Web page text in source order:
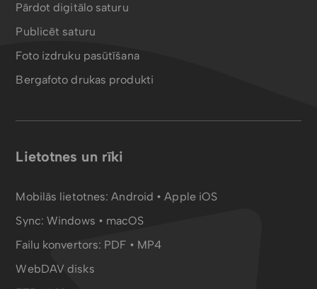
Pārdot digitālo saturu
Publicēt saturu
Foto izdruku pasūtīšana
Bergafoto drukas produkti
Lietotnes un rīki
Mobilās lietotnes:Android •Apple iOS
Sync:Windows • macOS
Failu konvertors: PDF • MP4
WebDAV disks